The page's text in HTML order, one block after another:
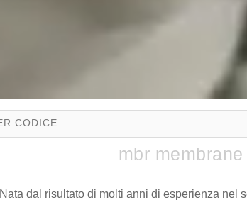
mbr
Nata dal risultato di molti anni di esperienza nel